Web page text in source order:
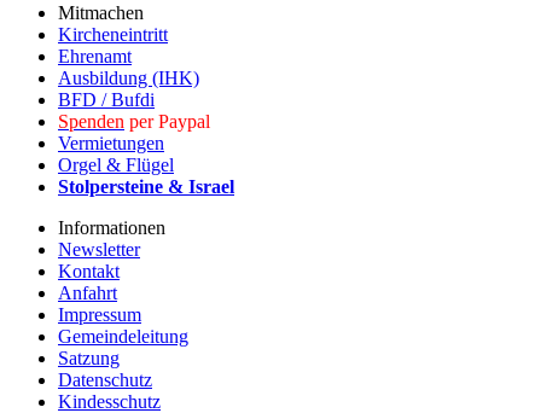
Mitmachen
Kircheneintritt
Ehrenamt
Ausbildung (IHK)
BFD / Bufdi
Spenden per Paypal
Vermietungen
Orgel & Flügel
Stolpersteine & Israel
Informationen
Newsletter
Kontakt
Anfahrt
Impressum
Gemeindeleitung
Satzung
Datenschutz
Kindesschutz